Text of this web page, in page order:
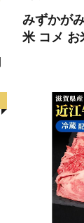
みずかが
米 コメ お